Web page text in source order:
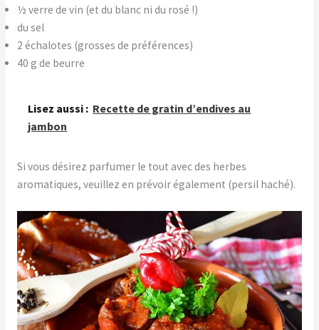
½ verre de vin (et du blanc ni du rosé !)
du sel
2 échalotes (grosses de préférences)
40 g de beurre
Lisez aussi : Recette de gratin d’endives au
jambon
Si vous désirez parfumer le tout avec des herbes
aromatiques, veuillez en prévoir également (persil haché).